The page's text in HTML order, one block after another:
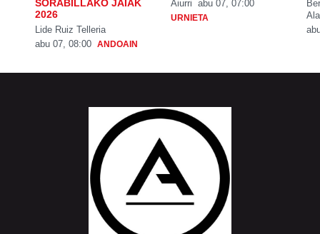
SORABILLAKO JAIAK
2026
Lide Ruiz Telleria
abu 07, 08:00 ANDOAIN
Aiurri abu 07, 07:00
URNIETA